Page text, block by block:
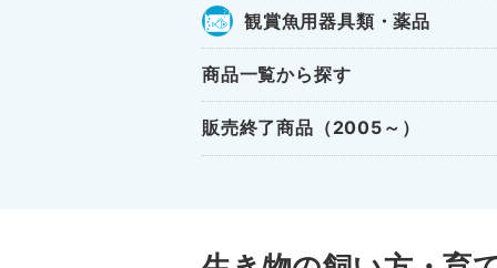
観賞魚用器具類・薬品
商品一覧から探す
販売終了商品（2005～）